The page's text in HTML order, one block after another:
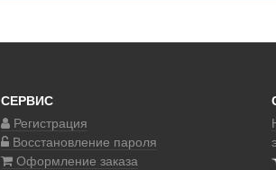
СЕРВИС
Регистрация
Восстановление пароля
Оформление заказа